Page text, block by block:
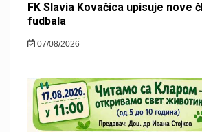
FK Slavia Kovačica upisuje nove
fudbala
07/08/2026